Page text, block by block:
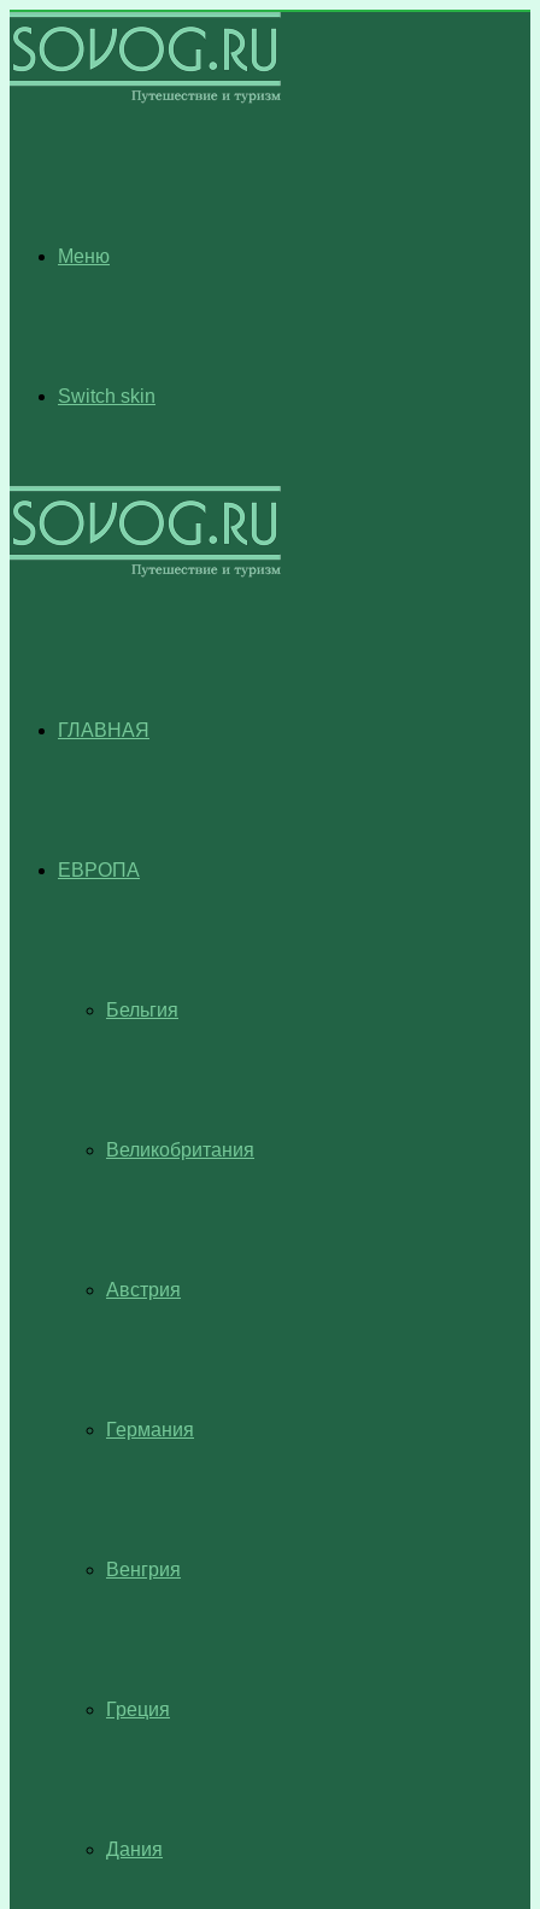
Меню
Switch skin
ГЛАВНАЯ
ЕВРОПА
Бельгия
Великобритания
Австрия
Германия
Венгрия
Греция
Дания